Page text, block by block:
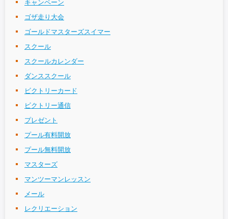
キャンペーン
ゴザ走り大会
ゴールドマスターズスイマー
スクール
スクールカレンダー
ダンススクール
ビクトリーカード
ビクトリー通信
プレゼント
プール有料開放
プール無料開放
マスターズ
マンツーマンレッスン
メール
レクリエーション